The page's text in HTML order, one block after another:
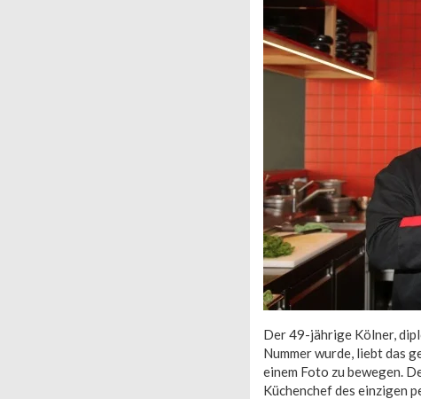
Der 49-jährige Kölner,
Nummer wurde, liebt das
einem Foto zu bewegen.
Küchenchef des einzigen